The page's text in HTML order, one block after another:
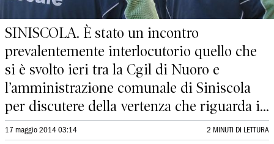
SINISCOLA. È stato un incontro
prevalentemente interlocutorio quello che
si è svolto ieri tra la Cgil di Nuoro e
l’amministrazione comunale di Siniscola
per discutere della vertenza che riguarda i...
17 maggio 2014 03:14 2 MINUTI DI LETTURA